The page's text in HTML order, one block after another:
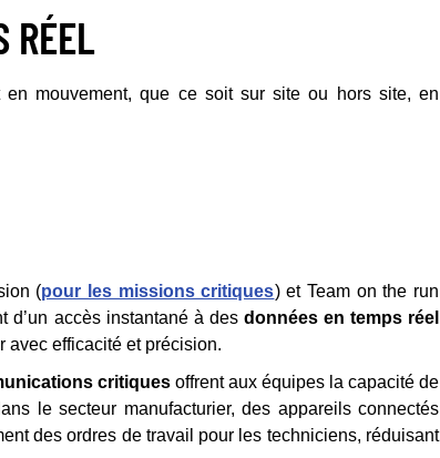
RÉEL
mouvement, que ce soit sur site ou hors site, en
(pour les missions critiques) et Team on the run
d’un accès instantané à des données en temps réel
avec efficacité et précision.
critiques offrent aux équipes la capacité de
le secteur manufacturier, des appareils connectés
des ordres de travail pour les techniciens, réduisant